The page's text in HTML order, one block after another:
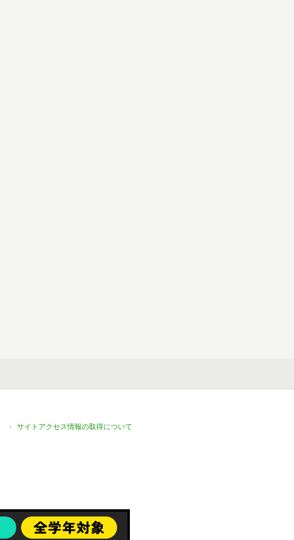
サイトアクセス情報の取得について